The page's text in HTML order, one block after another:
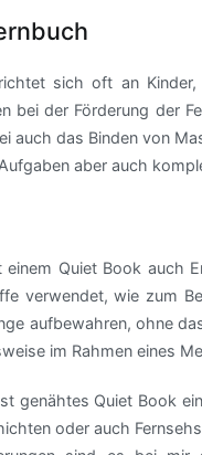
sich oft an
bei der Förderung der
auch das Binden von
aber auch
Quiet Book auch
verwendet, wie zum
aufbewahren, ohne
im Rahmen eines
genähtes Quiet Book
oder auch